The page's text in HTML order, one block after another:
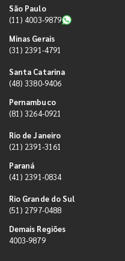
São Paulo
(11) 4003-9879
Minas Gerais
(31) 2391-4791
Santa Catarina
(48) 3380-9406
Pernambuco
(81) 3264-0921
Rio de Janeiro
(21) 2391-3161
Paraná
(41) 2391-0834
Rio Grande do Sul
(51) 2797-0488
Demais Regiões
4003-9879